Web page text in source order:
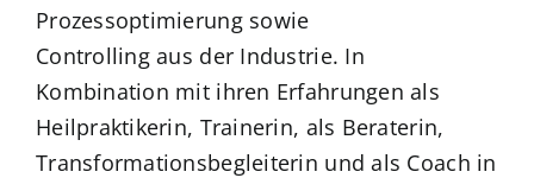
Prozessoptimierung sowie
Controlling aus der Industrie. In
Kombination mit ihren Erfahrungen als
Heilpraktikerin, Trainerin, als Beraterin,
Transformationsbegleiterin und als Coach in